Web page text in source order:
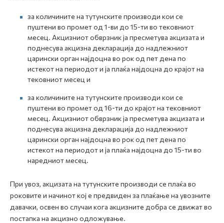
за количините на тутунските производи кои се
пуштени во промет од 1-ви до 15-ти во тековниот
месец. Акцизниот обврзник ја пресметува акцизата и
поднесува акцизна декларација до надлежниот
царински орган најдоцна во рок од пет дена по
истекот на периодот и ја плаќа најдоцна до крајот на
тековниот месец и
за количините на тутунските производи кои се
пуштени во промет од 16-ти до крајот на тековниот
месец. Акцизниот обврзник ја пресметува акцизата и
поднесува акцизна декларација до надлежниот
царински орган најдоцна во рок од пет дена по
истекот на периодот и ја плаќа најдоцна до 15-ти во
наредниот месец.
При увоз, акцизата на тутунските производи се плаќа во
роковите и начинот кој е предвиден за плаќање на увозните
давачки, освен во случаи кога акцизните добра се движат во
постапка на акцизно одложување.